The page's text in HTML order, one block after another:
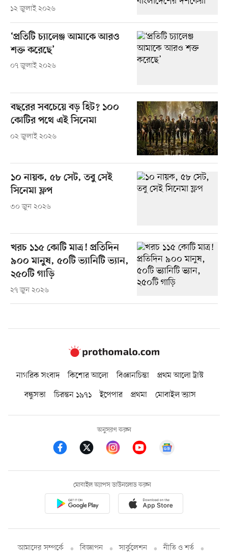
১২ জুলাই ২০২৬
‘প্রতিটি চ্যালেঞ্জ আমাকে আরও
শক্ত করেছে’
০৭ জুলাই ২০২৬
বছরের সবচেয়ে বড় হিট? ১০০
কোটির পথে এই সিনেমা
০২ জুলাই ২০২৬
১০ নায়ক, ৫৮ সেট, তবু সেই
সিনেমা ফ্লপ
৩০ জুন ২০২৬
খরচ ১১৫ কোটি মাত্র! প্রতিদিন
৯০০ মানুষ, ৫০টি ভ্যানিটি ভ্যান,
২৫০টি গাড়ি
২৭ জুন ২০২৬
নাগরিক সংবাদ কিশোর আলো বিজ্ঞানচিন্তা
প্রথম আলো ট্রাস্ট
বন্ধুসভা
চিরন্তন ১৯৭১ ইপেপার প্রথমা মোবাইল ভ্যাস
অনুসরণ করুন
মোবাইল অ্যাপস ডাউনলোড করুন
আমাদের সম্পর্কে বিজ্ঞাপন সার্কুলেশন নীতি ও শর্ত